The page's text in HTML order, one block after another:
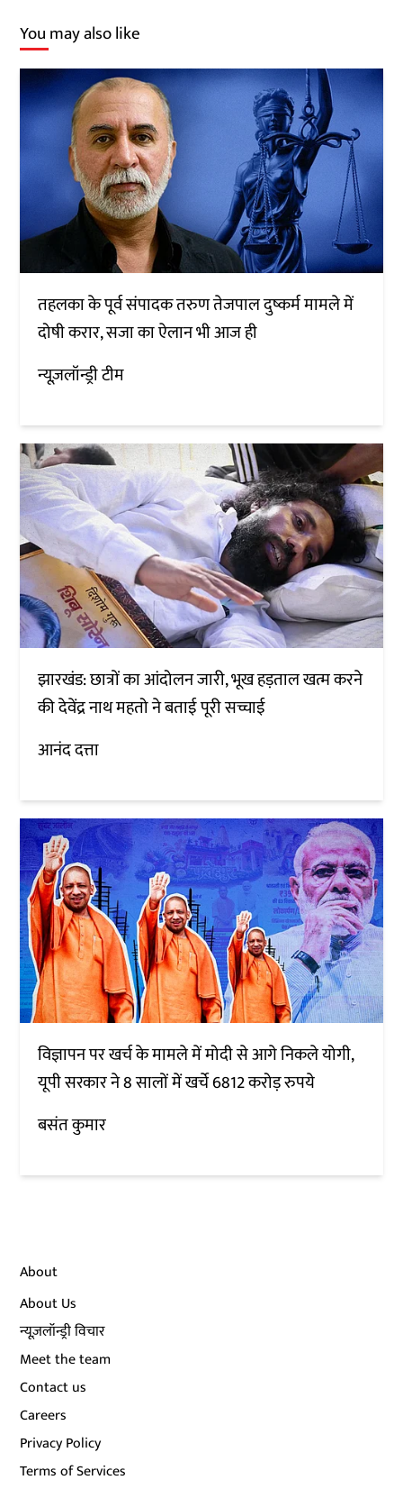
You may also like
तहलका के पूर्व संपादक तरुण तेजपाल दुष्कर्म मामले में
दोषी करार, सजा का ऐलान भी आज ही
न्यूज़लॉन्ड्री टीम
झारखंड: छात्रों का आंदोलन जारी, भूख हड़ताल खत्म करने
की देवेंद्र नाथ महतो ने बताई पूरी सच्चाई
आनंद दत्ता
विज्ञापन पर खर्च के मामले में मोदी से आगे निकले योगी,
यूपी सरकार ने 8 सालों में खर्चे 6812 करोड़ रुपये
बसंत कुमार
About
About Us
न्यूज़लॉन्ड्री विचार
Meet the team
Contact us
Careers
Privacy Policy
Terms of Services